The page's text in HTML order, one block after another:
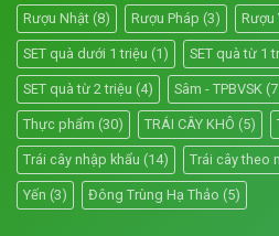
Rượu Nhật (8) Rượu Pháp (3) Rượu
SET quà dưới 1 triệu (1) SET quà từ 1
SET quà từ 2 triệu (4) Sâm - TPBVSK
Thực phẩm (30) TRÁI CÂY KHÔ (5)
Trái cây nhập khẩu (14) Trái cây theo
Yến (3) Đông Trùng Hạ Thảo (5)